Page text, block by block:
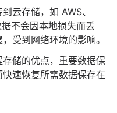
云存储，如 AWS、
不会因本地损失而丢
受到网络环境的影响。
存储的优点，重要数据保
速恢复所需数据保存在